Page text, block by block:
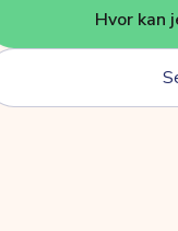
Hvor kan